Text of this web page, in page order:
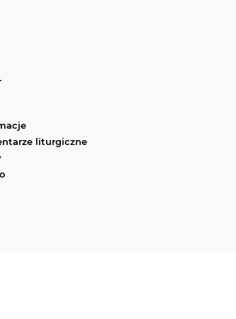
liturgiczne